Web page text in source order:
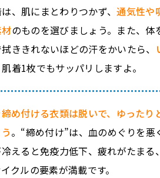
、肌にまとわりつかず、通気性や
のものを選びましょう。また、体
ききれないほどの汗をかいたら、
着1枚でもサッパリしますよ。
め付ける衣類は脱いで、ゆったり
。“締め付け”は、血のめぐりを悪
えると免疫力低下、疲れがたまる
クルの要素が満載です。